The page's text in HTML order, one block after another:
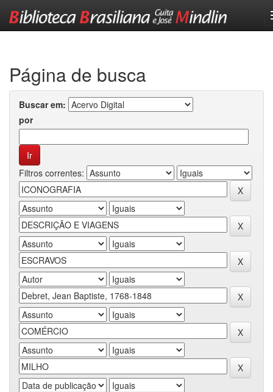
Página de busca
Buscar em:
por
Filtros correntes: